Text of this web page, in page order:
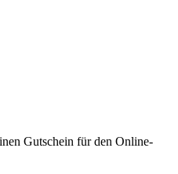
Gutschein für den Online-